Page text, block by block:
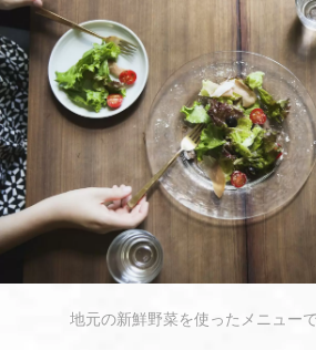
地元の新鮮野菜を使ったメニュー